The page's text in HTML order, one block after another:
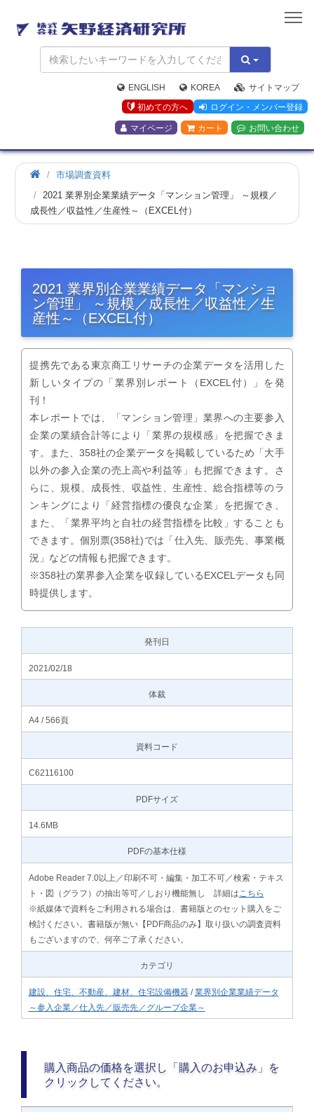
矢
野
経
済
研
究
所
ENGLISH KOREA
サイトマップ
初めての方へ
ログイン・メンバー登録
マイページ カート お問い合わせ
市場調査資料
2021 業界別企業業績データ「マンション管理」 ～規模／
成長性／収益性／生産性～（EXCEL付）
2021 業界別企業業績データ「マンショ
ン管理」 ～規模／成長性／収益性／生
産性～（EXCEL付）
提携先である東京商工リサーチの企業データを活用した
新しいタイプの「業界別レポート（EXCEL付）」を発
刊！
本レポートでは、「マンション管理」業界への主要参入
企業の業績合計等により「業界の規模感」を把握できま
す。また、358社の企業データを掲載しているため「大手
以外の参入企業の売上高や利益等」も把握できます。さ
らに、規模、成長性、収益性、生産性、総合指標等のラ
ンキングにより「経営指標の優良な企業」を把握でき、
また、「業界平均と自社の経営指標を比較」することも
できます。個別票(358社)では「仕入先、販売先、事業概
況」などの情報も把握できます。
※358社の業界参入企業を収録しているEXCELデータも同
時提供します。
発刊日
2021/02/18
体裁
A4 / 566頁
資料コード
C62116100
PDFサイズ
14.6MB
PDFの基本仕様
Adobe Reader 7.0以上／印刷不可・編集・加工不可／検索・テキス
ト・図（グラフ）の抽出等可／しおり機能無し 詳細は こちら
※紙媒体で資料をご利用される場合は、書籍版とのセット購入をご
検討ください。書籍版が無い【PDF商品のみ】取り扱いの調査資料
もございますので、何卒ご了承ください。
カテゴリ
建設、住宅、不動産、建材、住宅設備機器/業界別企業業績データ
～参入企業／仕入先／販売先／グループ企業～
購入商品の価格を選択し「購入のお申込み」を
クリックしてください。